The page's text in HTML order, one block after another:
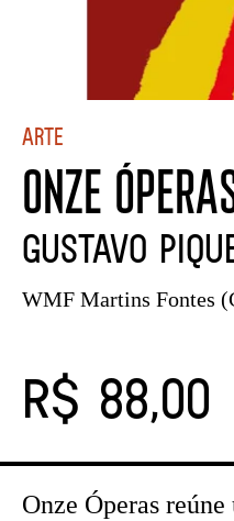
Arte
ONZE
Gustavo
WMF Martins Fontes
R$ 88,00
Onze Óperas